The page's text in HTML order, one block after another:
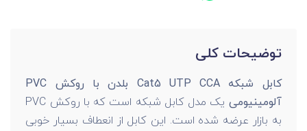
توضیحات کلی
کابل شبکه Cat5 UTP CCA بلدن با روکش PVC
آلومینیومی
یک مدل کابل شبکه است که با روکش PVC
به بازار عرضه شده است. این کابل از انعطاف بسیار خوبی